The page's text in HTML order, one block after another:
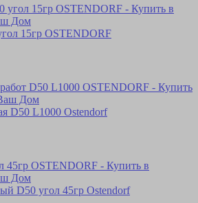
15гр OSTENDORF
D50 L1000 Ostendorf
D50 угол 45гр Ostendorf